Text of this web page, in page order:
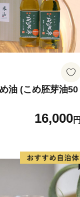
油 (こめ胚芽油50
16,000円